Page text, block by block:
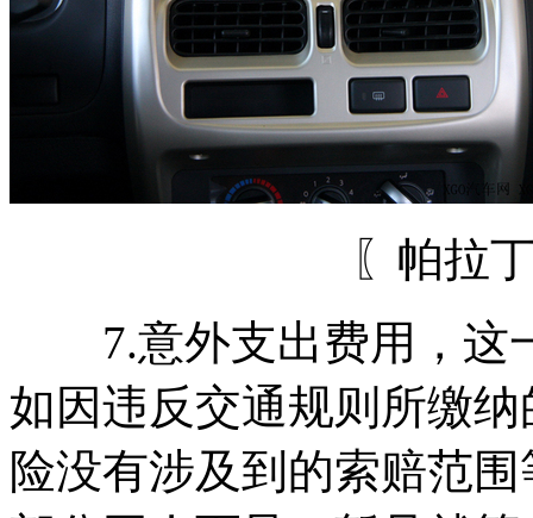
〖帕拉
7.意外支出费用，这
如因违反交通规则所缴
险没有涉及到的索赔范